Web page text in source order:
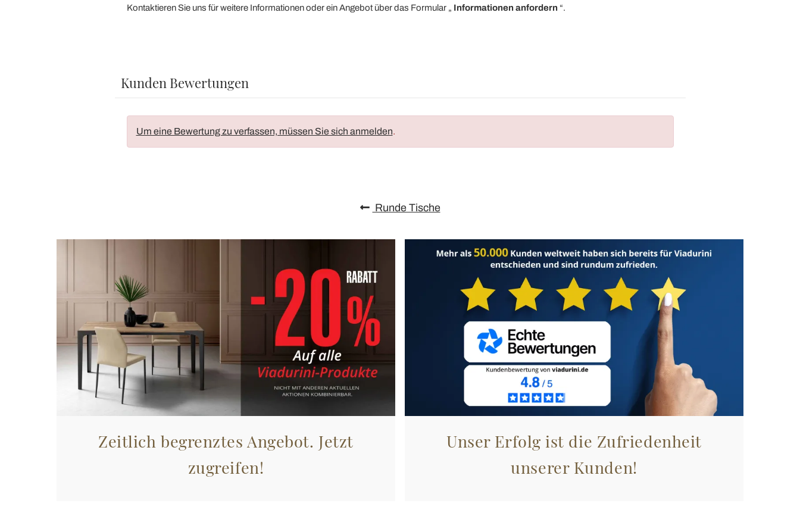
Kontaktieren Sie uns für weitere Informationen oder ein Angebot über das Formular „ Informationen anfordern “.
Kunden Bewertungen
Um eine Bewertung zu verfassen, müssen Sie sich anmelden.
Runde Tische
Zeitlich begrenztes Angebot. Jetzt
zugreifen!
Unser Erfolg ist die Zufriedenheit
unserer Kunden!